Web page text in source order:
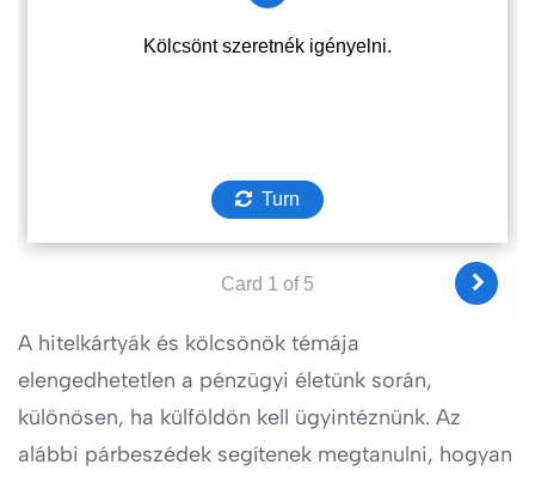
A hitelkártyák és kölcsönök témája
elengedhetetlen a pénzügyi életünk során,
különösen, ha külföldön kell ügyintéznünk. Az
alábbi párbeszédek segítenek megtanulni, hogyan